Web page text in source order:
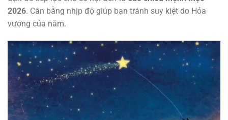
2026. Cân bằng nhịp độ giúp bạn tránh suy kiệt do Hỏa
vượng của năm.